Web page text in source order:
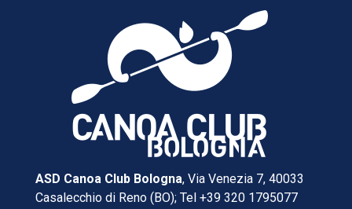
ASD Canoa Club Bologna, Via Venezia 7, 40033
Casalecchio di Reno (BO); Tel +39 320 1795077